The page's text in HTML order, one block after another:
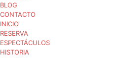
BLOG
CONTACTO
INICIO
RESERVA
ESPECTÁCULOS
HISTORIA